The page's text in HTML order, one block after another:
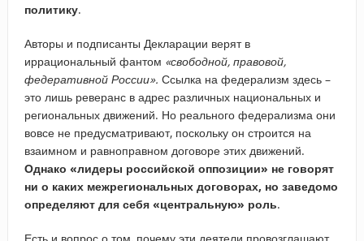
политику.
Авторы и подписанты Декларации верят в
иррациональный фантом «свободной, правовой,
федеративной России». Ссылка на федерализм здесь –
это лишь реверанс в адрес различных национальных и
региональных движений. Но реального федерализма они
вовсе не предусматривают, поскольку он строится на
взаимном и равноправном договоре этих движений.
Однако «лидеры российской оппозиции» не говорят
ни о каких межрегиональных договорах, но заведомо
определяют для себя «центральную» роль.